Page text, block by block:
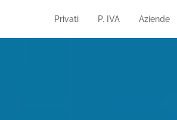
Privati P. IVA Aziende